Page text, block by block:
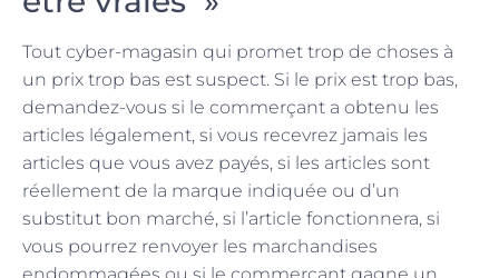
Tout cyber-magasin qui promet trop de choses à
un prix trop bas est suspect. Si le prix est trop bas,
demandez-vous si le commerçant a obtenu les
articles légalement, si vous recevrez jamais les
articles que vous avez payés, si les articles sont
réellement de la marque indiquée ou d’un
substitut bon marché, si l’article fonctionnera, si
vous pourrez renvoyer les marchandises